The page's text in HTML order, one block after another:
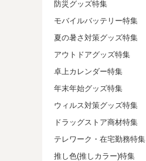
防災グッズ特集
モバイルバッテリー特集
夏の暑さ対策グッズ特集
アウトドアグッズ特集
卓上カレンダー特集
年末年始グッズ特集
ウィルス対策グッズ特集
ドラッグストア商材特集
テレワーク・在宅勤務特集
推し色(推しカラー)特集